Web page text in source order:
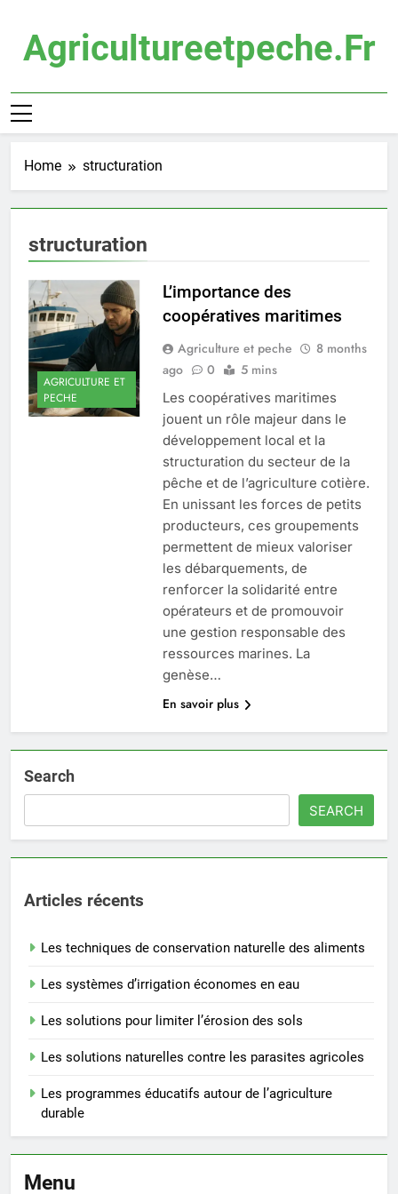
contentAgricultureetpeche.fr
Home structuration
structuration
AGRICULTURE ET
PECHE
L’importance des
coopératives maritimes
Agriculture et peche
8 months
ago
0 5 mins
Les coopératives maritimes
jouent un rôle majeur dans le
développement local et la
structuration du secteur de la
pêche et de l’agriculture cotière.
En unissant les forces de petits
producteurs, ces groupements
permettent de mieux valoriser
les débarquements, de
renforcer la solidarité entre
opérateurs et de promouvoir
une gestion responsable des
ressources marines. La
genèse…
En savoir plus
Search
SEARCH
Articles récents
Les techniques de conservation naturelle des aliments
Les systèmes d’irrigation économes en eau
Les solutions pour limiter l’érosion des sols
Les solutions naturelles contre les parasites agricoles
Les programmes éducatifs autour de l’agriculture
durable
Menu